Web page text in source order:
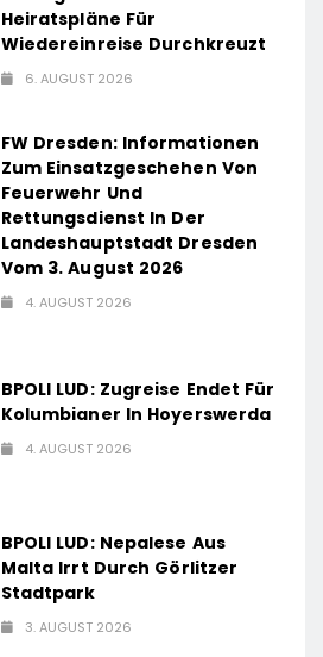
Heiratspläne Für
Wiedereinreise Durchkreuzt
6. AUGUST 2026
FW Dresden: Informationen
Zum Einsatzgeschehen Von
Feuerwehr Und
Rettungsdienst In Der
Landeshauptstadt Dresden
Vom 3. August 2026
4. AUGUST 2026
BPOLI LUD: Zugreise Endet Für
Kolumbianer In Hoyerswerda
4. AUGUST 2026
BPOLI LUD: Nepalese Aus
Malta Irrt Durch Görlitzer
Stadtpark
3. AUGUST 2026